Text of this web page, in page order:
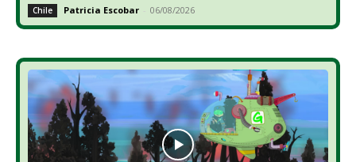
Chile Patricia Escobar - 06/08/2026